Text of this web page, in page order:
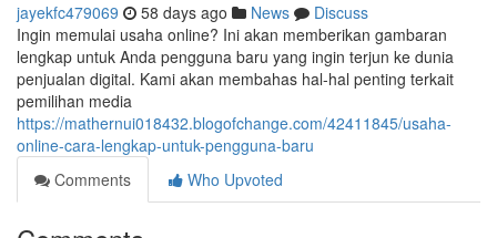
jayekfc479069 58 days ago News
Discuss
Ingin memulai usaha online? Ini akan memberikan gambaran
lengkap untuk Anda pengguna baru yang ingin terjun ke dunia
penjualan digital. Kami akan membahas hal-hal penting terkait
pemilihan media
https://mathernui018432.blogofchange.com/42411845/usaha-
online-cara-lengkap-untuk-pengguna-baru
Comments
Who Upvoted